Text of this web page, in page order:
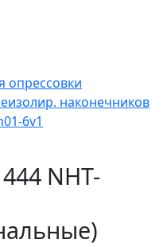
опрессовки
наконечников
6v1
NHT-